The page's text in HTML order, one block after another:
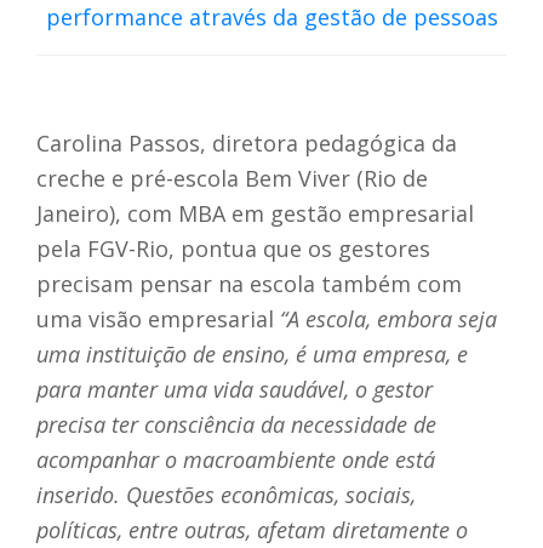
performance através da gestão de pessoas
Carolina Passos, diretora pedagógica da
creche e pré-escola Bem Viver (Rio de
Janeiro), com MBA em gestão empresarial
pela FGV-Rio, pontua que os gestores
precisam pensar na escola também com
uma visão empresarial “A escola, embora seja
uma instituição de ensino, é uma empresa, e
para manter uma vida saudável, o gestor
precisa ter consciência da necessidade de
acompanhar o macroambiente onde está
inserido. Questões econômicas, sociais,
políticas, entre outras, afetam diretamente o